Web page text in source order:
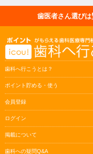
歯医者さん選び
歯科へ行こうとは？
ポイント貯める・使う
会員登録
ログイン
掲載について
歯科への疑問Q&A